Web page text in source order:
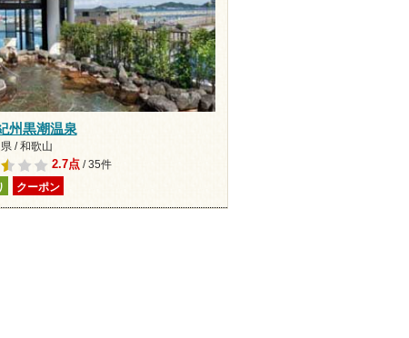
州黒潮温泉
/ 和歌山
2.7点/ 35件
クーポン